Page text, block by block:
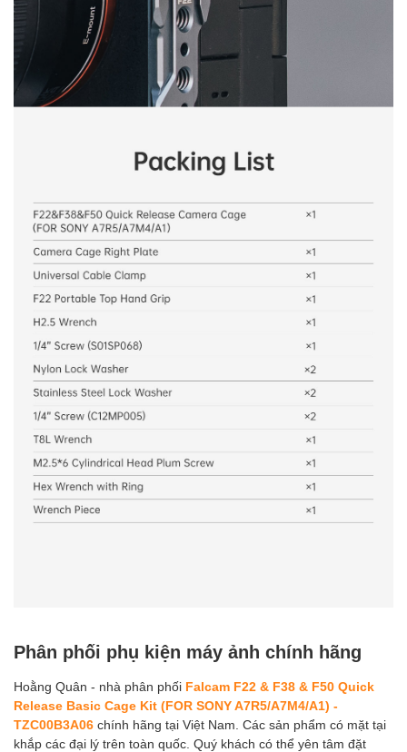
Phân phối phụ kiện máy ảnh chính hãng
Hoằng Quân - nhà phân phối Falcam F22 & F38 & F50 Quick
Release Basic Cage Kit (FOR SONY A7R5/A7M4/A1) -
TZC00B3A06 chính hãng tại Việt Nam. Các sản phẩm có mặt tại
khắp các đại lý trên toàn quốc. Quý khách có thể yên tâm đặt